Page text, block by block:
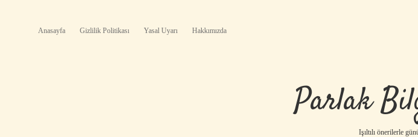
Anasayfa Gizlilik Politikası Yasal Uyarı Hakkımızda
Parlak
Işıltılı önerilerle